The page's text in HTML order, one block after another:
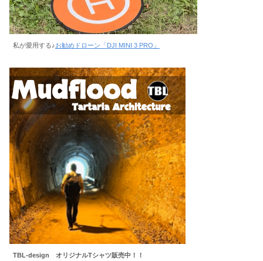
私が愛用する♪お勧めドローン「DJI MINI 3 PRO」
TBL-design オリジナルTシャツ販売中！！